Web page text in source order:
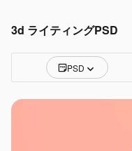
3d ライティングPSD
PSD